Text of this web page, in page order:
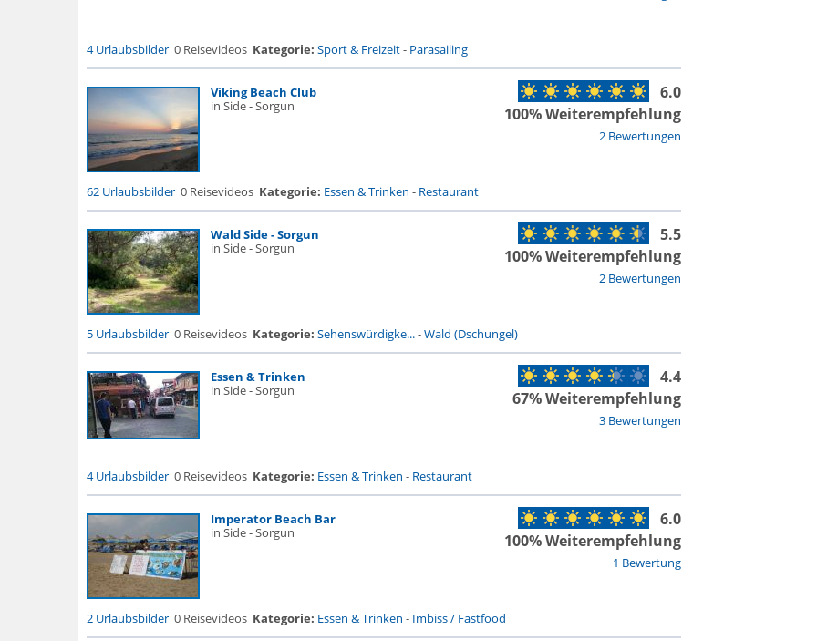
4 Urlaubsbilder 0 Reisevideos Kategorie: Sport & Freizeit- Parasailing
Viking Beach Club
in Side - Sorgun
2 Bewertungen
6.0
100% Weiterempfehlung
62 Urlaubsbilder 0 Reisevideos Kategorie: Essen & Trinken - Restaurant
Wald Side - Sorgun
in Side - Sorgun
2 Bewertungen
5.5
100% Weiterempfehlung
5 Urlaubsbilder 0 Reisevideos Kategorie: Sehenswürdigke...-Wald (Dschungel)
Essen & Trinken
in Side - Sorgun
3 Bewertungen
4.4
67% Weiterempfehlung
4 Urlaubsbilder 0 Reisevideos Kategorie: Essen & Trinken - Restaurant
Imperator Beach Bar
in Side - Sorgun
1 Bewertung
6.0
100% Weiterempfehlung
2 Urlaubsbilder 0 Reisevideos Kategorie: Essen & Trinken - Imbiss / Fastfood